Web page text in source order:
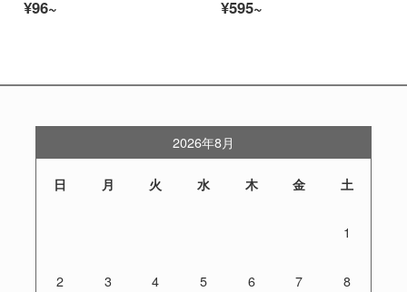
¥96~
¥595~
2026年8月
日 月 火 水 木 金 土
1
2 3 4 5 6 7 8